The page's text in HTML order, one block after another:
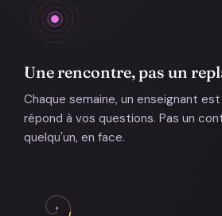
Une rencontre, pas un
Chaque semaine, un enseignant
répond à vos questions. Pas un
quelqu'un, en face.